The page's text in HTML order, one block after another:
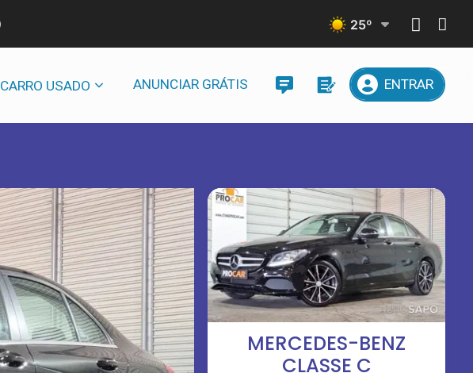
25º
CARRO USADO ANUNCIAR GRÁTIS ENTRAR
MERCEDES-BENZ
CLASSE C